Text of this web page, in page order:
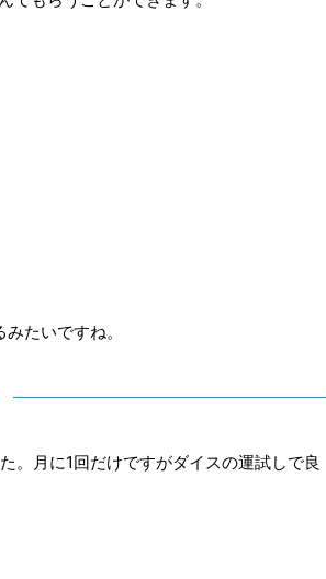
たいですね。
。月に1回だけですがダイスの運試しで良